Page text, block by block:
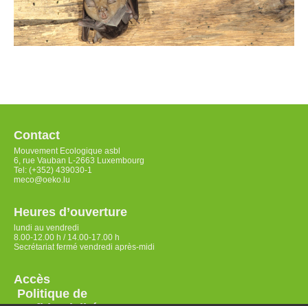
Contact
Mouvement Ecologique asbl
6, rue Vauban L-2663 Luxembourg
Tel: (+352) 439030-1
meco@oeko.lu
Heures d’ouverture
lundi au vendredi
8.00-12.00 h / 14.00-17.00 h
Secrétariat fermé vendredi après-midi
Accès
Politique de